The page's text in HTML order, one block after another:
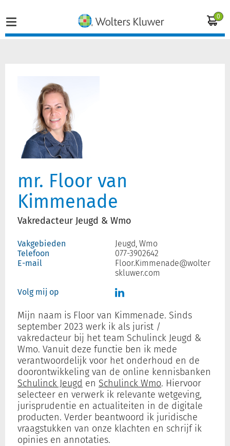
0
Vakgebieden
Actueel
Producten
Opleidingen
Juridisch advies
Inloggen
Registreren
mr. Floor van
Kimmenade
Vakredacteur Jeugd & Wmo
Vakgebieden
Jeugd, Wmo
Telefoon
077-3902642
E-mail
Floor.Kimmenade@wolter
skluwer.com
Volg mij op
Mijn naam is Floor van Kimmenade. Sinds
september 2023 werk ik als jurist /
vakredacteur bij het team Schulinck Jeugd &
Wmo. Vanuit deze functie ben ik mede
verantwoordelijk voor het onderhoud en de
doorontwikkeling van de online kennisbanken
Schulinck Jeugd en Schulinck Wmo. Hiervoor
selecteer en verwerk ik relevante wetgeving,
jurisprudentie en actualiteiten in de digitale
producten. Verder beantwoord ik juridische
vraagstukken van onze klachten en schrijf ik
opinies en annotaties.